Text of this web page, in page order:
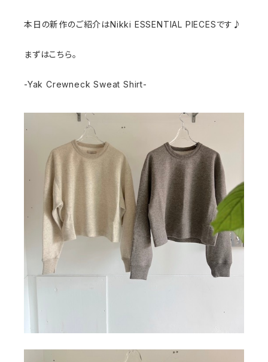
本日の新作のご紹介はNikki ESSENTIAL PIECESです♪
まずはこちら。
-Yak Crewneck Sweat Shirt-